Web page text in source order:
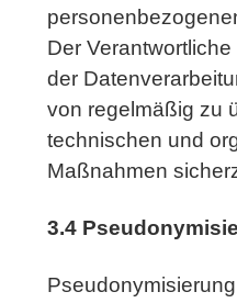
Der
der
von regelmäßig zu
technischen und
Maßnahmen
3.4